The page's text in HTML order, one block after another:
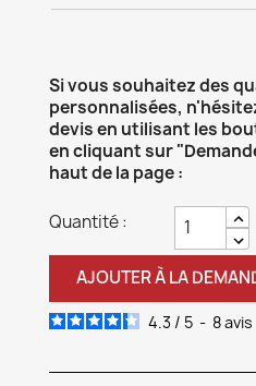
Si vous souhaitez des
personnalisées,
devis en utilisant les
en cliquant sur
haut de la page :
Quantité :
AJOUTER À LA
4.3 / 5 - 8avis